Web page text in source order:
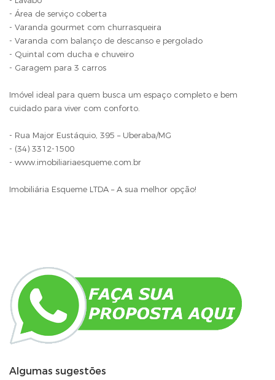
- Área de serviço coberta
- Varanda gourmet com churrasqueira
- Varanda com balanço de descanso e pergolado
- Quintal com ducha e chuveiro
- Garagem para 3 carros
Imóvel ideal para quem busca um espaço completo e bem
cuidado para viver com conforto.
- Rua Major Eustáquio, 395 – Uberaba/MG
- (34) 3312-1500
- www.imobiliariaesqueme.com.br
Imobiliária Esqueme LTDA – A sua melhor opção!
Algumas sugestões